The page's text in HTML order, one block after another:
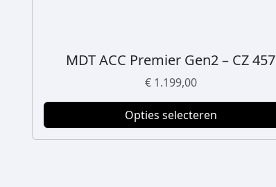
MDT ACC Premier Gen2 – CZ 457
€1.199,00
Opties selecteren
p
r
o